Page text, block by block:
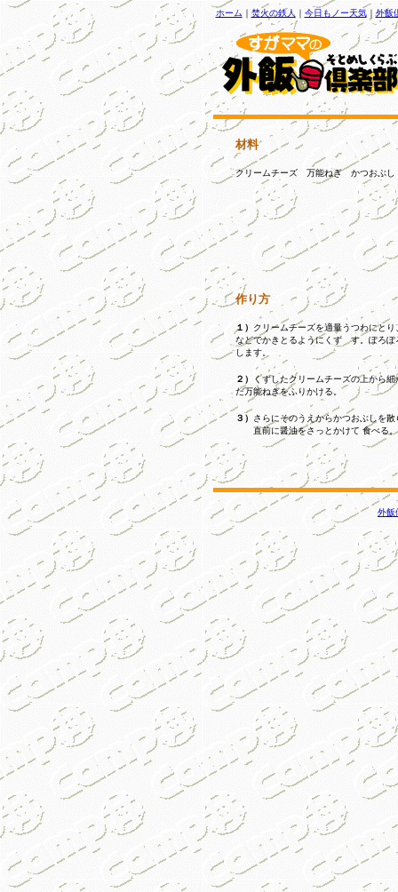
ホーム ｜ 焚火の鉄人 ｜ 今日もノー天気｜ 外飯
材料
クリームチーズ 万能ねぎ かつおぶし
作り方
１） クリームチーズを適量うつわにとり
などでかきとるようにくず す。ぽろぽ
します。
２）
くずしたクリームチーズの上から細
だ万能ねぎをふりかける。
３） さらにそのうえからかつおぶしを散
直前に醤油をさっとかけて 食べる。
外飯